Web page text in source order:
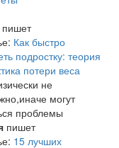
пишет
Как быстро
подростку: теория
потери веса
не
могут
проблемы
пишет
15 лучших